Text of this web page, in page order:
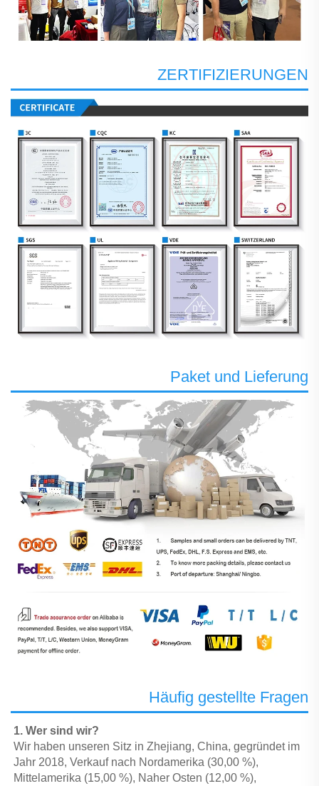
ZERTIFIZIERUNGEN
Paket und Lieferung
Häufig gestellte Fragen
1. Wer sind wir?
Wir haben unseren Sitz in Zhejiang, China, gegründet im
Jahr 2018, Verkauf nach Nordamerika (30,00 %),
Mittelamerika (15,00 %), Naher Osten (12,00 %),